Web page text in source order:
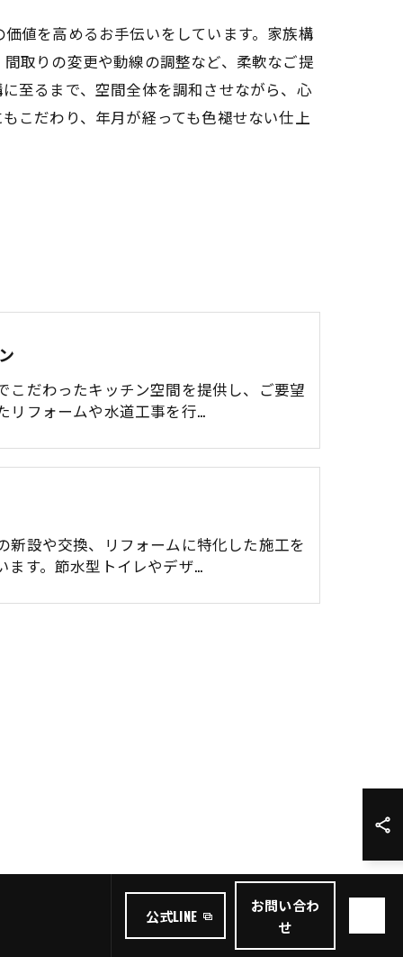
値を高めるお手伝いをしています。家族構
取りの変更や動線の調整など、柔軟なご提
至るまで、空間全体を調和させながら、心
こだわり、年月が経っても色褪せない仕上
こだわったキッチン空間を提供し、ご要望
リフォームや水道工事を行…
新設や交換、リフォームに特化した施工を
ます。節水型トイレやデザ…
公式LINE
お問い合わ
せ